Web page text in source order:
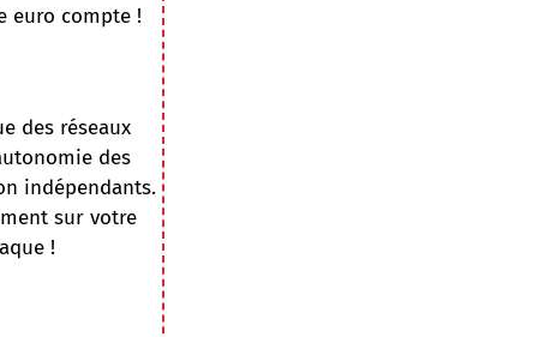
euro compte !
des réseaux
des
indépendants.
sur votre
!